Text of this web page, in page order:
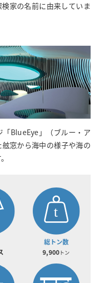
家の名前に由来していま
BlueEye」（ブルー・ア
窓から海中の様子や海の
総トン数
9,900 トン